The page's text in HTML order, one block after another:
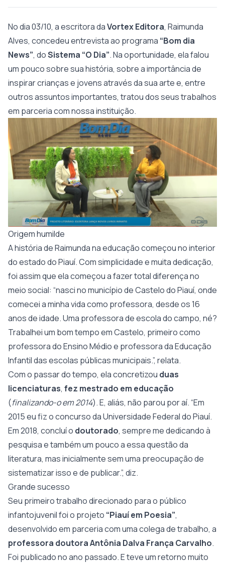
No dia 03/10, a escritora daVortex Editora, Raimunda
Alves, concedeu entrevista ao programa “Bom dia
News”, doSistema “O Dia”. Na oportunidade, ela falou
um pouco sobre sua história, sobre a importância de
inspirar crianças e jovens através da sua arte e, entre
outros assuntos importantes, tratou dos seus trabalhos
em parceria com nossa instituição.
Origem humilde
A história de Raimunda na educação começou no interior
do estado do Piauí. Com simplicidade e muita dedicação,
foi assim que ela começou a fazer total diferença no
meio social: “nasci no município de Castelo do Piauí, onde
comecei a minha vida como professora, desde os 16
anos de idade. Uma professora de escola do campo, né?
Trabalhei um bom tempo em Castelo, primeiro como
professora do Ensino Médio e professora da Educação
Infantil das escolas públicas municipais.”, relata.
Com o passar do tempo, ela concretizou duas
licenciaturas, fez mestrado em educação
(finalizando-o em 2014). E, aliás, não parou por aí. “Em
2015 eu fiz o concurso da Universidade Federal do Piauí.
Em 2018, concluí o doutorado, sempre me dedicando à
pesquisa e também um pouco a essa questão da
literatura, mas inicialmente sem uma preocupação de
sistematizar isso e de publicar.”, diz.
Grande sucesso
Seu primeiro trabalho direcionado para o público
infantojuvenil foi o projeto “Piauí em Poesia”,
desenvolvido em parceria com uma colega de trabalho, a
professora doutora Antônia Dalva França Carvalho.
Foi publicado no ano passado. E teve um retorno muito